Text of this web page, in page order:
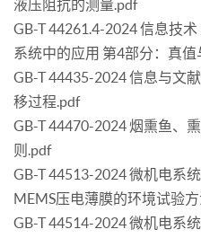
液压阻抗的测量.pdf
GB-T 44261.4-2024 信息技
系统中的应用 第4部分：真
GB-T 44435-2024 信息与文
移过程.pdf
GB-T 44470-2024 烟熏鱼、
则.pdf
GB-T 44513-2024 微机电系
MEMS压电薄膜的环境试验
GB-T 44514-2024 微机电系